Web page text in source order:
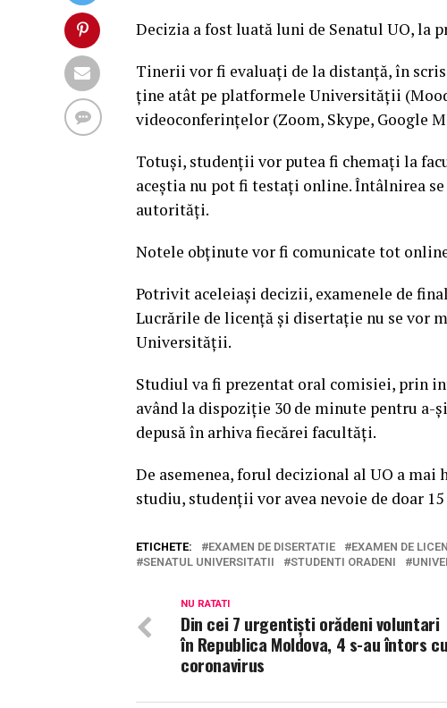
Decizia a fost luată luni de Senatul UO, la
Tinerii vor fi evaluați de la distanță, în
ține atât pe platformele Universității
videoconferințelor (Zoom, Skype, Google
Totuşi, studenții vor putea fi chemați la
aceștia nu pot fi testați online. Întâlnirea
autorități.
Notele obținute vor fi comunicate tot
Potrivit aceleiași decizii, examenele de
Lucrările de licență și disertație nu se vor
Universității.
Studiul va fi prezentat oral comisiei, prin
având la dispoziție 30 de minute pentru a-
depusă în arhiva fiecărei facultăți.
De asemenea, forul decizional al UO a
studiu, studenții vor avea nevoie de doar 15
ETICHETE: EXAMEN DE DISERTATIE EXAMEN DE
SENATUL UNIVERSITATII
STUDENTI ORADENI
NU RATATI
Din cei 7 urgentiști orădeni voluntari
în Republica Moldova, 4 s-au întors cu
coronavirus